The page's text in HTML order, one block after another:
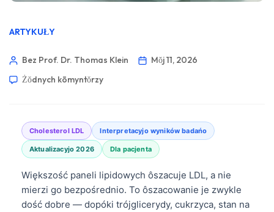
ARTYKUŁY
Bez Prof. Dr. Thomas Klein
Mŏj 11, 2026
Żŏdnych kōmyntŏrzy
Cholesterol LDL Interpretacyjo wyników badańo
Aktualizacyjo 2026 Dla pacjenta
Większość paneli lipidowych ôszacuje LDL, a nie
mierzi go bezpośrednio. To ôszacowanie je zwykle
dość dobre — dopóki trójglicerydy, cukrzyca, stan na